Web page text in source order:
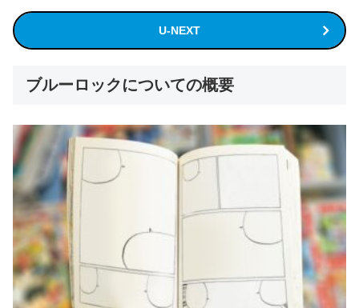
U-NEXT
ブルーロックについての概要